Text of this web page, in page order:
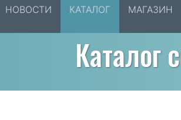
НОВОСТИ КАТАЛОГ МАГАЗИН
Каталог